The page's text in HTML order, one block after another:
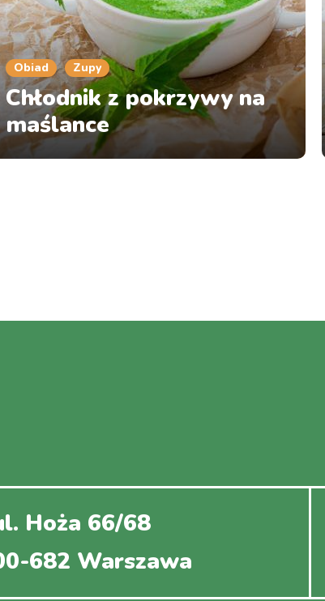
Obiad Zupy
Chłodnik z pokrzywy na
maślance
Hoża 66/68
682 Warszawa